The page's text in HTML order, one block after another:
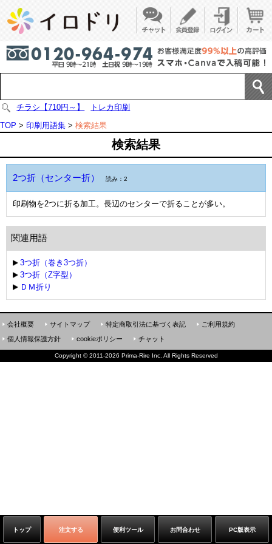
チラシ【710円～】
トレカ印刷
TOP > 印刷用語集 > 検索結果
検索結果
2つ折（センター折） 読み：2
印刷物を2つに折る加工。長辺のセンターで折ることが多い。
関連用語
3つ折（巻き3つ折）
3つ折（Z字型）
ＤＭ折り
トップ 注文する 便利ツール お問合わせ PC版表示
会社概要 サイトマップ 特定商取引法に基づく表記
ご利用規約
個人情報保護方針
cookieポリシー チャット
Copyright ©2011-2026 Prima-Rire Inc. All Rights Reserved